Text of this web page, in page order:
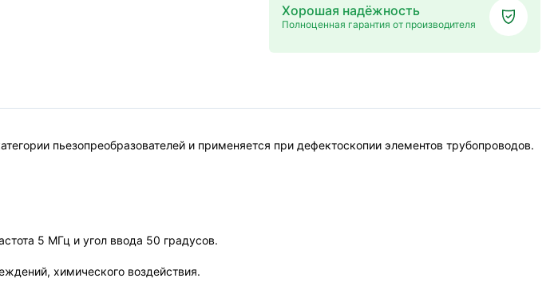
Хорошая надёжность
Полноценная гарантия от производителя
пьезопреобразователей и применяется при дефектоскопии элементов трубопроводов.
5 МГц и угол ввода 50 градусов.
химического воздействия.